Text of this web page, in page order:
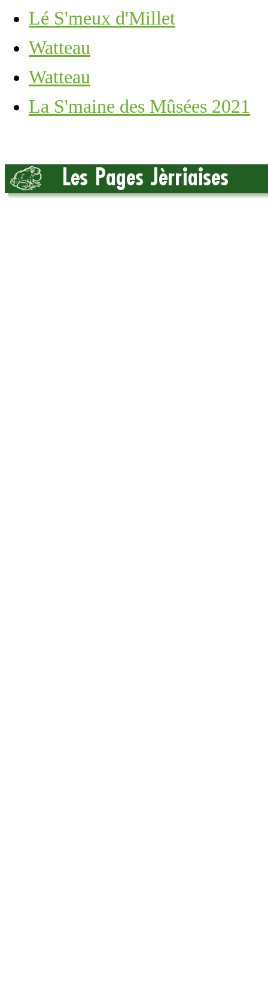
Lé S'meux d'Millet
Watteau
Watteau
La S'maine des Mûsées 2021